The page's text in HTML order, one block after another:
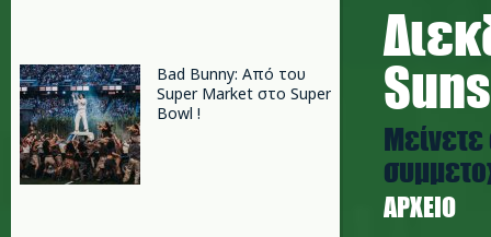
Bad Bunny: Από του
Super Market στο Super
Bowl !
ΑΡΧΕΊΟ